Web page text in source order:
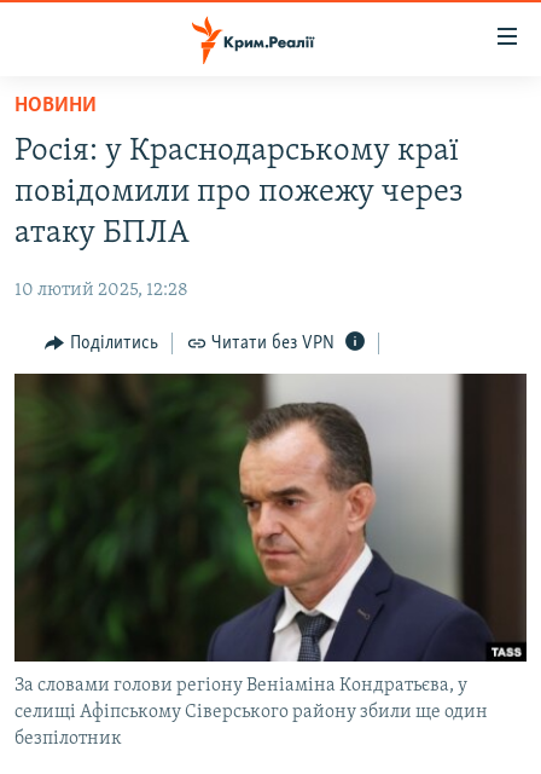
Перейти
основного
матеріалу
до
основної
Перейти
до
ВОДА.КРИМ
ВІДЕО ТА ФОТО
БЛОГИ
ПОГЛЯД
СПЕЦПРОЕКТИ
ВІДЕОУРОКИ «ELIFBE»
УКРАЇНСЬКА ПРОБЛЕМА КРИМУ
ІНФОГРАФІКА
ЯК ОБІЙТИ БЛОКУВАННЯ
ДОЛУЧАЙСЯ!
НОВИНИ
Росія: у Краснодарському краї
повідомили про пожежу через
атаку БПЛА
10 лютий 2025, 12:28
Поділитись Читати без VPN
За словами голови регіону Веніаміна Кондратьєва, у
селищі Афіпському Сіверського району збили ще один
безпілотник